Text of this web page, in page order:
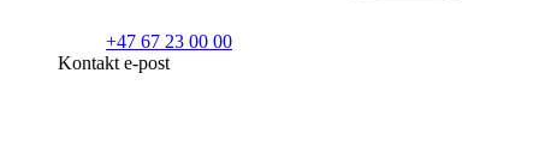
+47 67 23 00 00
Kontakt e-post